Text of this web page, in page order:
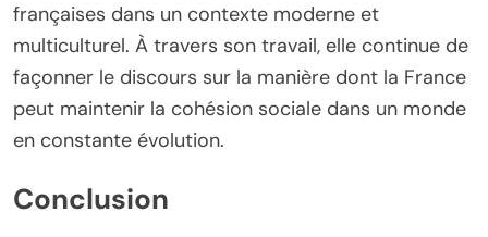
françaises dans un contexte moderne et
multiculturel. À travers son travail, elle continue de
façonner le discours sur la manière dont la France
peut maintenir la cohésion sociale dans un monde
en constante évolution.
Conclusion